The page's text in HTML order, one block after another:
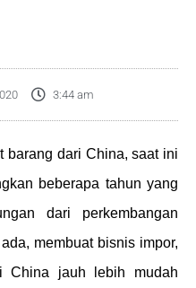
3:44 am
barang dari China, saat ini
beberapa tahun yang
dari perkembangan
membuat bisnis impor,
China jauh lebih mudah